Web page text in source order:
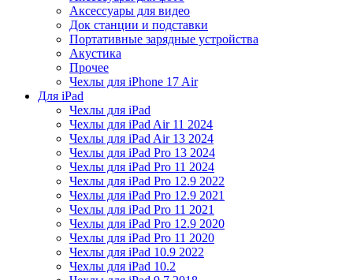
Аксессуары для видео
Док станции и подставки
Портативные зарядные устройства
Акустика
Прочее
Чехлы для iPhone 17 Air
Для iPad
Чехлы для iPad
Чехлы для iPad Air 11 2024
Чехлы для iPad Air 13 2024
Чехлы для iPad Pro 13 2024
Чехлы для iPad Pro 11 2024
Чехлы для iPad Pro 12.9 2022
Чехлы для iPad Pro 12.9 2021
Чехлы для iPad Pro 11 2021
Чехлы для iPad Pro 12.9 2020
Чехлы для iPad Pro 11 2020
Чехлы для iPad 10.9 2022
Чехлы для iPad 10.2